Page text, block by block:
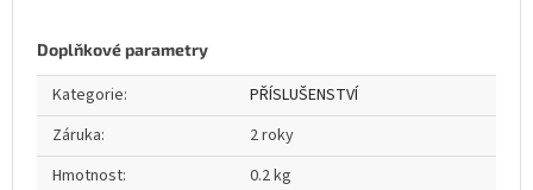
Doplňkové parametry
Kategorie:
PŘÍSLUŠENSTVÍ
Záruka:
2 roky
Hmotnost:
0.2 kg